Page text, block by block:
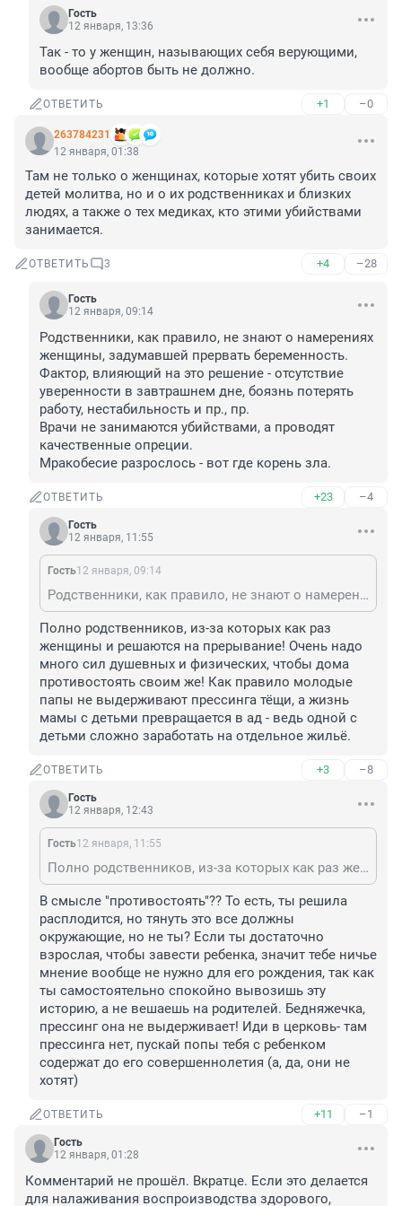
Гость
12 января, 13:36
Так - то у женщин, называющих себя верующими,
вообще абортов быть не должно.
ОТВЕТИТЬ +1 –0
263784231
12 января, 01:38
Там не только о женщинах, которые хотят убить своих
детей молитва, но и о их родственниках и близких
людях, а также о тех медиках, кто этими убийствами
занимается.
ОТВЕТИТЬ 3 +4 –28
Гость
12 января, 09:14
Родственники, как правило, не знают о намерениях
женщины, задумавшей прервать беременность.
Фактор, влияющий на это решение - отсутствие
уверенности в завтрашнем дне, боязнь потерять
работу, нестабильность и пр., пр.
Врачи не занимаются убийствами, а проводят
качественные опреции.
Мракобесие разрослось - вот где корень зла.
ОТВЕТИТЬ +23 –4
Гость
12 января, 11:55
Гость12 января, 09:14
Родственники, как правило, не знают о намерениях женщины, задумавшей прервать беременность. Фактор, влияющий на это решение - отсутствие уверенности в завтрашнем дне, боязнь потерять работу, нестабильность и пр., пр. Врачи не занимаются убийствами, а проводят качественные опреции. Мракобесие разрослось - вот где корень зла.
Полно родственников, из-за которых как раз
женщины и решаются на прерывание! Очень надо
много сил душевных и физических, чтобы дома
противостоять своим же! Как правило молодые
папы не выдерживают прессинга тёщи, а жизнь
мамы с детьми превращается в ад - ведь одной с
детьми сложно заработать на отдельное жильё.
ОТВЕТИТЬ +3 –8
Гость
12 января, 12:43
Гость12 января, 11:55
Полно родственников, из-за которых как раз женщины и решаются на прерывание! Очень надо много сил душевных и физических, чтобы дома противостоять своим же! Как правило молодые папы не выдерживают прессинга тёщи, а жизнь мамы с детьми превращается в ад - ведь одной с детьми сложно заработать на отдельное жильё.
В смысле "противостоять"?? То есть, ты решила
расплодится, но тянуть это все должны
окружающие, но не ты? Если ты достаточно
взрослая, чтобы завести ребенка, значит тебе ничье
мнение вообще не нужно для его рождения, так как
ты самостоятельно спокойно вывозишь эту
историю, а не вешаешь на родителей. Бедняжечка,
прессинг она не выдерживает! Иди в церковь- там
прессинга нет, пускай попы тебя с ребенком
содержат до его совершеннолетия (а, да, они не
хотят)
ОТВЕТИТЬ +11 –1
Гость
12 января, 01:28
Комментарий не прошёл. Вкратце. Если это делается
для налаживания воспроизводства здорового,